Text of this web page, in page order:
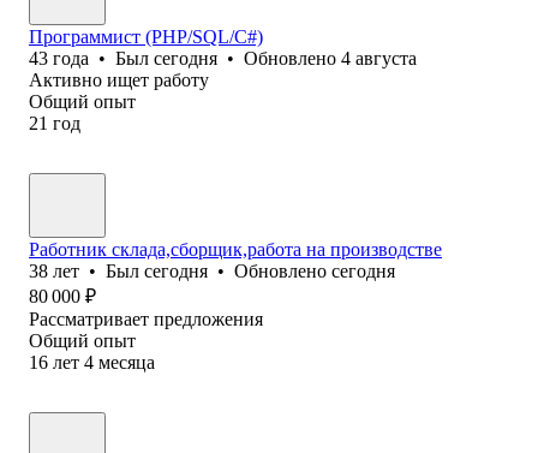
Программист (PHP/SQL/C#)
43 года • Был сегодня • Обновлено 4 августа
Активно ищет работу
Общий опыт
21 год
Работник склада,сборщик,работа на производстве
38 лет • Был сегодня • Обновлено сегодня
80 000 ₽
Рассматривает предложения
Общий опыт
16 лет 4 месяца